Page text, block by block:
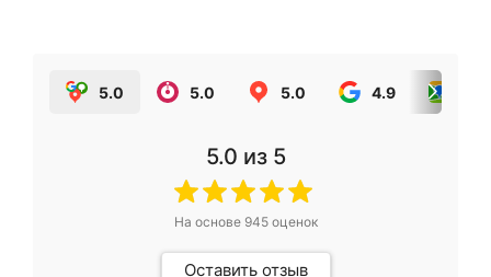
5.0 5.0 5.0 4.9
5.0 из 5
На основе 945оценок
Оставить отзыв